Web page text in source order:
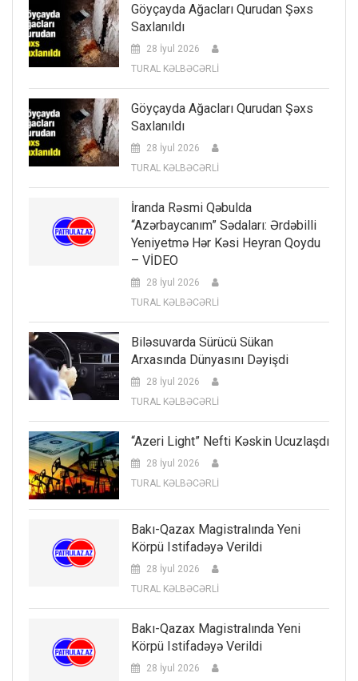
Göyçayda Ağacları Qurudan Şəxs
Saxlanıldı
28 İyul 2026
TURAL KƏLBƏCƏRLİ
Göyçayda Ağacları Qurudan Şəxs
Saxlanıldı
28 İyul 2026
TURAL KƏLBƏCƏRLİ
İranda Rəsmi Qəbulda
“Azərbaycanım” Sədaları: Ərdəbilli
Yeniyetmə Hər Kəsi Heyran Qoydu
– VİDEO
28 İyul 2026
TURAL KƏLBƏCƏRLİ
Biləsuvarda Sürücü Sükan
Arxasında Dünyasını Dəyişdi
28 İyul 2026
TURAL KƏLBƏCƏRLİ
“Azeri Light” Nefti Kəskin Ucuzlaşdı
28 İyul 2026
TURAL KƏLBƏCƏRLİ
Bakı-Qazax Magistralında Yeni
Körpü Istifadəyə Verildi
28 İyul 2026
TURAL KƏLBƏCƏRLİ
Bakı-Qazax Magistralında Yeni
Körpü Istifadəyə Verildi
28 İyul 2026